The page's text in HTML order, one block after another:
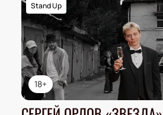
18+
Stand Up